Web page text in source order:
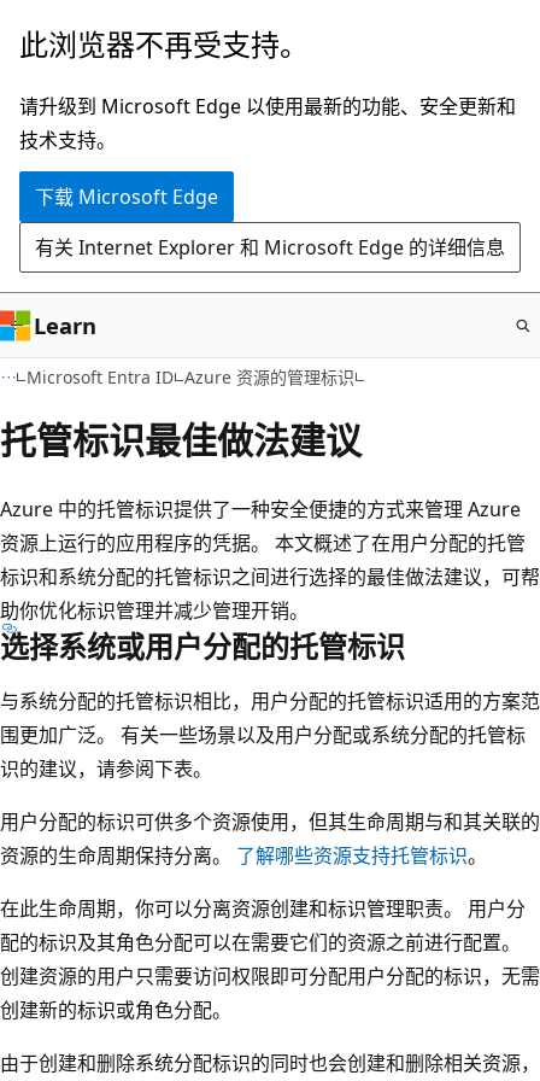
跳
主
要
内
此浏览器不再受支持。
请升级到 Microsoft Edge 以使用最新的功能、安全更新和
技术支持。
下载 Microsoft Edge
有关 Internet Explorer 和 Microsoft Edge 的详细信息
Learn
Microsoft Entra ID Azure 资源的管理标识
托管标识最佳做法建议
Azure 中的托管标识提供了一种安全便捷的方式来管理 Azure
资源上运行的应用程序的凭据。 本文概述了在用户分配的托管
标识和系统分配的托管标识之间进行选择的最佳做法建议，可帮
助你优化标识管理并减少管理开销。
选择系统或用户分配的托管标识
与系统分配的托管标识相比，用户分配的托管标识适用的方案范
围更加广泛。 有关一些场景以及用户分配或系统分配的托管标
识的建议，请参阅下表。
用户分配的标识可供多个资源使用，但其生命周期与和其关联的
资源的生命周期保持分离。 了解哪些资源支持托管标识。
在此生命周期，你可以分离资源创建和标识管理职责。 用户分
配的标识及其角色分配可以在需要它们的资源之前进行配置。
创建资源的用户只需要访问权限即可分配用户分配的标识，无需
创建新的标识或角色分配。
由于创建和删除系统分配标识的同时也会创建和删除相关资源，